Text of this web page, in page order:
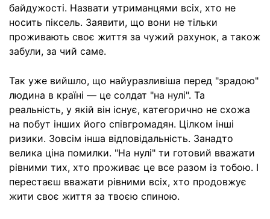
байдужості. Назвати утриманцями всіх, хто не
носить піксель. Заявити, що вони не тільки
проживають своє життя за чужий рахунок, а також
забули, за чий саме.
Так уже вийшло, що найуразливіша перед "зрадою"
людина в країні — це солдат "на нулі". Та
реальність, у якій він існує, категорично не схожа
на побут інших його співгромадян. Цілком інші
ризики. Зовсім інша відповідальність. Занадто
велика ціна помилки. "На нулі" ти готовий вважати
рівними тих, хто проживає це все разом із тобою. І
перестаєш вважати рівними всіх, хто продовжує
жити своє життя за твоєю спиною.